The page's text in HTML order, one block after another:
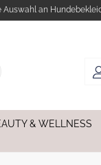
Auswahl an
& WELLNESS